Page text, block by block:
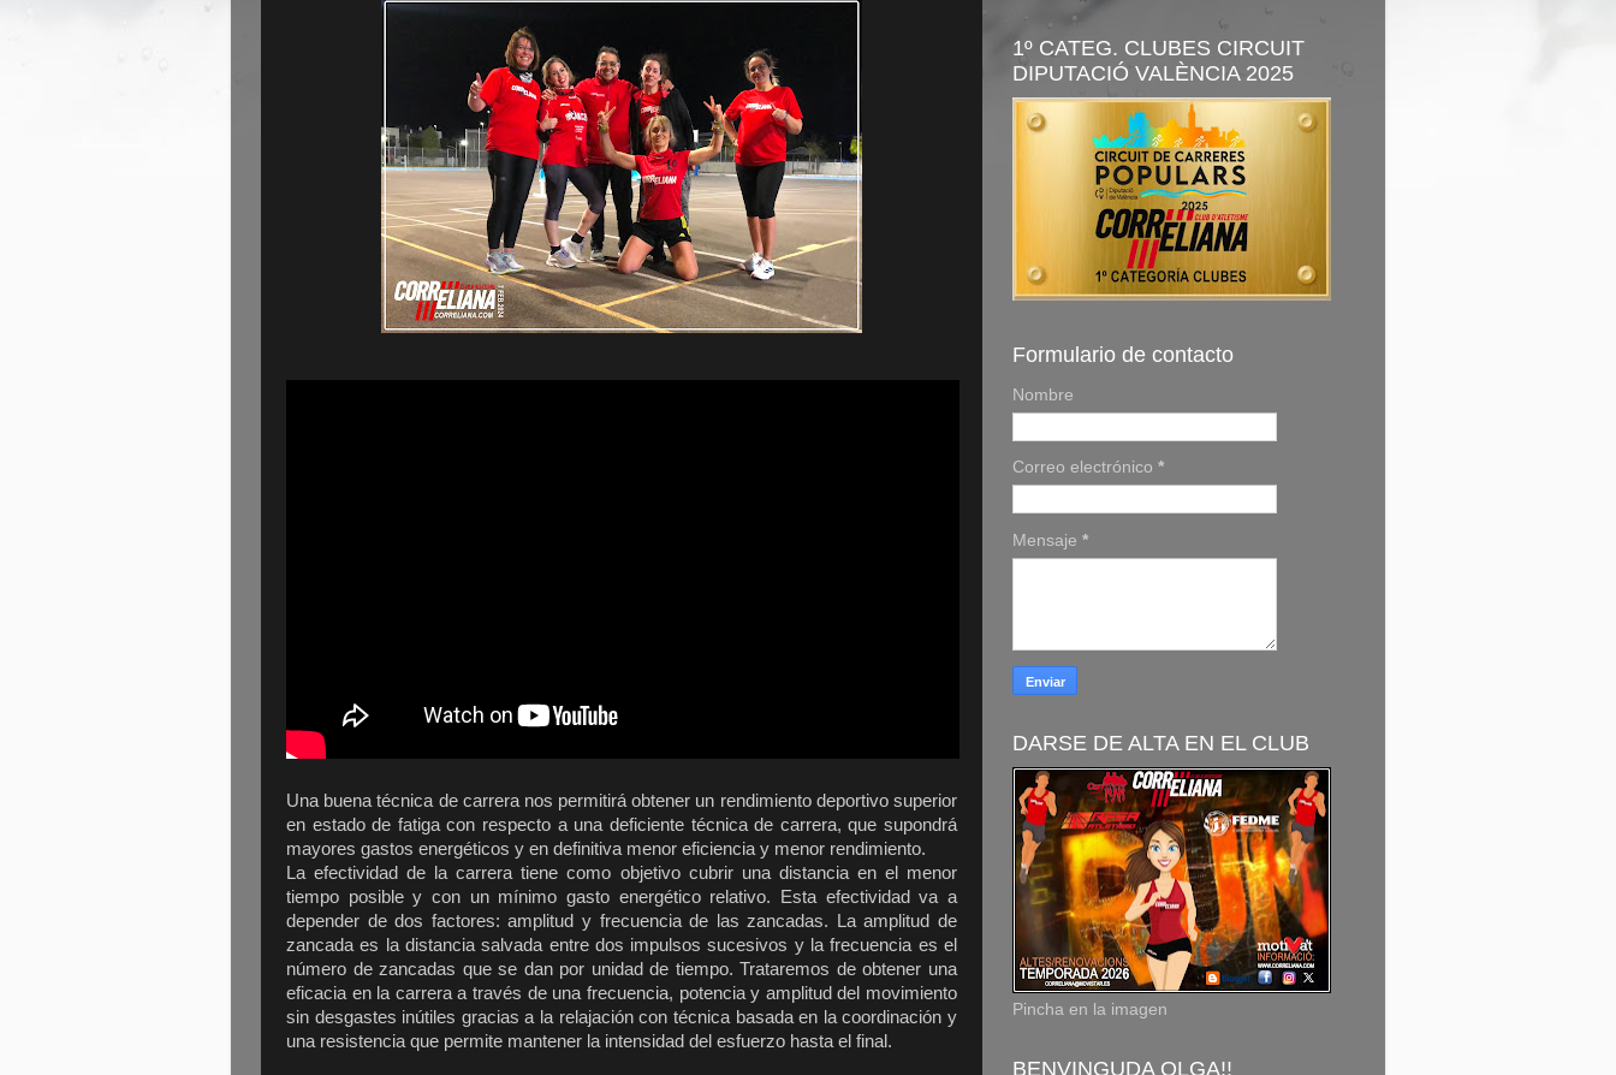
Una buena técnica de carrera nos permitirá obtener un rendimiento deportivo superior
en estado de fatiga con respecto a una deficiente técnica de carrera, que supondrá
mayores gastos energéticos y en definitiva menor eficiencia y menor rendimiento.
La efectividad de la carrera tiene como objetivo cubrir una distancia en el menor
tiempo posible y con un mínimo gasto energético relativo. Esta efectividad va a
depender de dos factores: amplitud y frecuencia de las zancadas. La amplitud de
zancada es la distancia salvada entre dos impulsos sucesivos y la frecuencia es el
número de zancadas que se dan por unidad de tiempo. Trataremos de obtener una
eficacia en la carrera a través de una frecuencia, potencia y amplitud del movimiento
sin desgastes inútiles gracias a la relajación con técnica basada en la coordinación y
una resistencia que permite mantener la intensidad del esfuerzo hasta el final.
1º CATEG. CLUBES CIRCUIT
DIPUTACIÓ VALÈNCIA 2025
Formulario de contacto
Nombre
Correo electrónico *
Mensaje *
DARSE DE ALTA EN EL CLUB
Pincha en la imagen
BENVINGUDA OLGA!!